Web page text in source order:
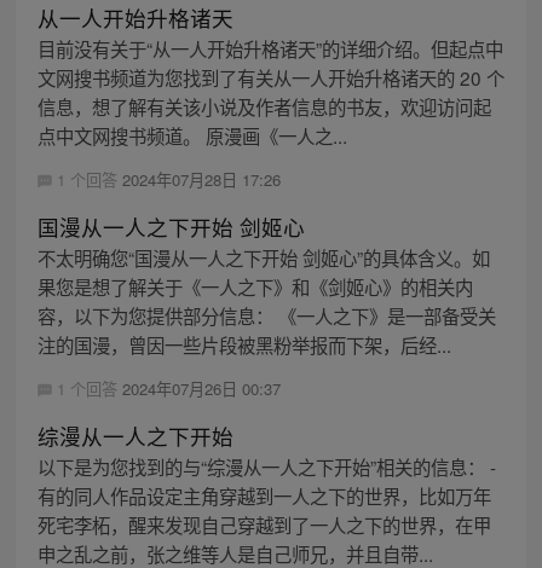
从一人开始升格诸天
目前没有关于“从一人开始升格诸天”的详细介绍。但起点中
文网搜书频道为您找到了有关从一人开始升格诸天的 20 个
信息，想了解有关该小说及作者信息的书友，欢迎访问起
点中文网搜书频道。 原漫画《一人之...
1 个回答 2024年07月28日 17:26
国漫从一人之下开始 剑姬心
不太明确您“国漫从一人之下开始 剑姬心”的具体含义。如
果您是想了解关于《一人之下》和《剑姬心》的相关内
容，以下为您提供部分信息： 《一人之下》是一部备受关
注的国漫，曾因一些片段被黑粉举报而下架，后经...
1 个回答 2024年07月26日 00:37
综漫从一人之下开始
以下是为您找到的与“综漫从一人之下开始”相关的信息： -
有的同人作品设定主角穿越到一人之下的世界，比如万年
死宅李柘，醒来发现自己穿越到了一人之下的世界，在甲
申之乱之前，张之维等人是自己师兄，并且自带...